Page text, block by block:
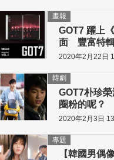
GOT7 躍上
面 豐富特輯
畫報
2020年2月22日
GOT7朴珍
圈粉的呢？
韓劇
2020年2月3日
【韓國男偶
專題